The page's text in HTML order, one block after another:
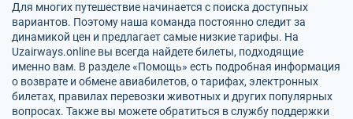
Для многих путешествие начинается с поиска доступных
вариантов. Поэтому наша команда постоянно следит за
динамикой цен и предлагает самые низкие тарифы. На
Uzairways.online вы всегда найдете билеты, подходящие
именно вам. В разделе «Помощь» есть подробная информация
о возврате и обмене авиабилетов, о тарифах, электронных
билетах, правилах перевозки животных и других популярных
вопросах. Также вы можете обратиться в службу поддержки